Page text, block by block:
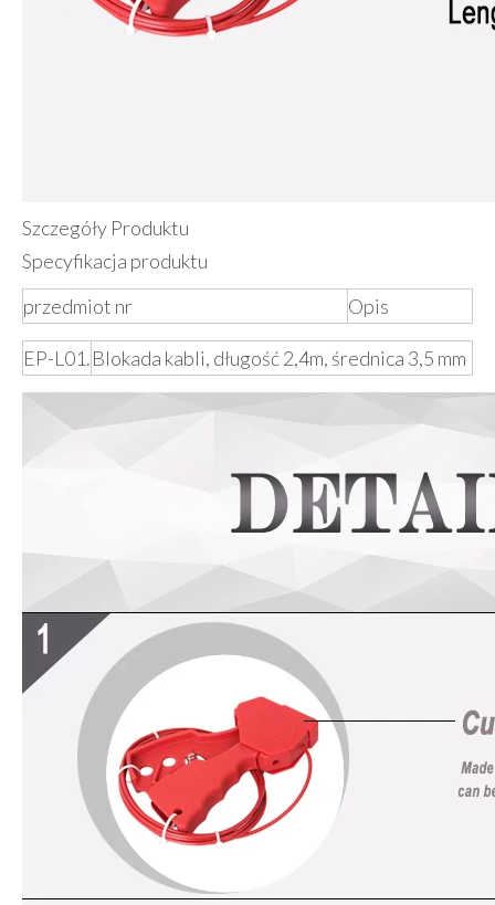
Szczegóły Produktu
Specyfikacja produktu
przedmiot nr
Opis
EP-L01.Blokada kabli, długość 2,4m, średnica 3,5 mm